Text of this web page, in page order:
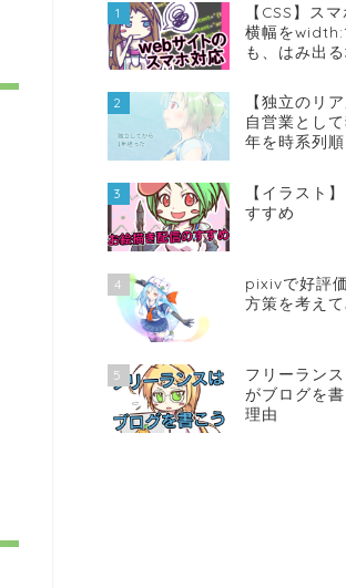
1
【CSS】ス
横幅を
も、はみ出
2
【独立のリ
自営業とし
年を時系列
3
【イラスト
すすめ
4
pixivで好評
方策を考え
5
フリーラン
がブログを
理由